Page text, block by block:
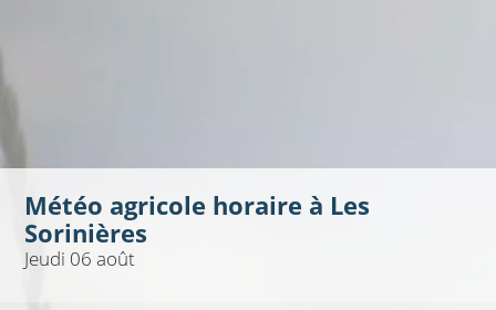
Météo agricole horaire à Les
Sorinières
Jeudi 06 août